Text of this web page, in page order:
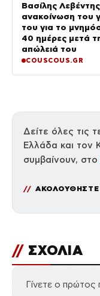
Βασίλης
ανακοίνωση του
του για το
40 ημέρες μετά
απώλειά του
COUSCOUS.GR
Δείτε όλες τις
Ελλάδα και τον
συμβαίνουν, στο
// ΣΧΟΛΙΑ
Γίνετε ο